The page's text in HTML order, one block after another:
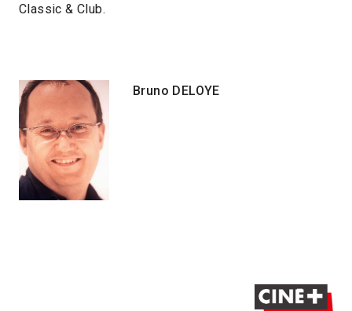
Classic & Club.
Bruno DELOYE